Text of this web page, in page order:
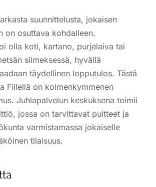
suunnittelusta, jokaisen
on osuttava kohdalleen.
olla koti, kartano, purjelaiva tai
siimeksessä, hyvällä
täydellinen lopputulos. Tästä
Fillellä on kolmenkymmenen
Juhlapalvelun keskuksena toimii
jossa on tarvittavat puitteet ja
varmistamassa jokaiselle
tilaisuus.